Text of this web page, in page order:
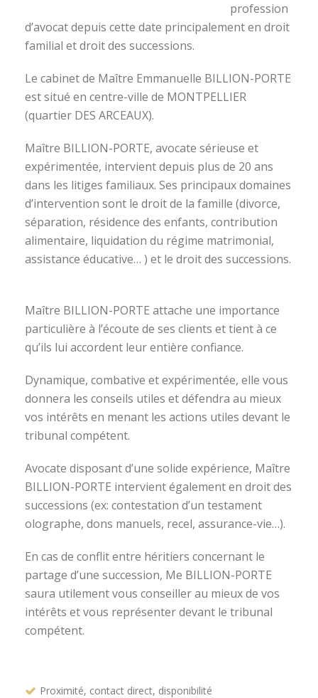
profession
d’avocat depuis cette date principalement en droit
familial et droit des successions.
Le cabinet de Maître Emmanuelle BILLION-PORTE
est situé en centre-ville de MONTPELLIER
(quartier DES ARCEAUX).
Maître BILLION-PORTE, avocate sérieuse et
expérimentée, intervient depuis plus de 20 ans
dans les litiges familiaux. Ses principaux domaines
d’intervention sont le droit de la famille (divorce,
séparation, résidence des enfants, contribution
alimentaire, liquidation du régime matrimonial,
assistance éducative… ) et le droit des successions.
Maître BILLION-PORTE attache une importance
particulière à l’écoute de ses clients et tient à ce
qu’ils lui accordent leur entière confiance.
Dynamique, combative et expérimentée, elle vous
donnera les conseils utiles et défendra au mieux
vos intérêts en menant les actions utiles devant le
tribunal compétent.
Avocate disposant d’une solide expérience, Maître
BILLION-PORTE intervient également en droit des
successions (ex: contestation d’un testament
olographe, dons manuels, recel, assurance-vie…).
En cas de conflit entre héritiers concernant le
partage d’une succession, Me BILLION-PORTE
saura utilement vous conseiller au mieux de vos
intérêts et vous représenter devant le tribunal
compétent.
Proximité, contact direct, disponibilité